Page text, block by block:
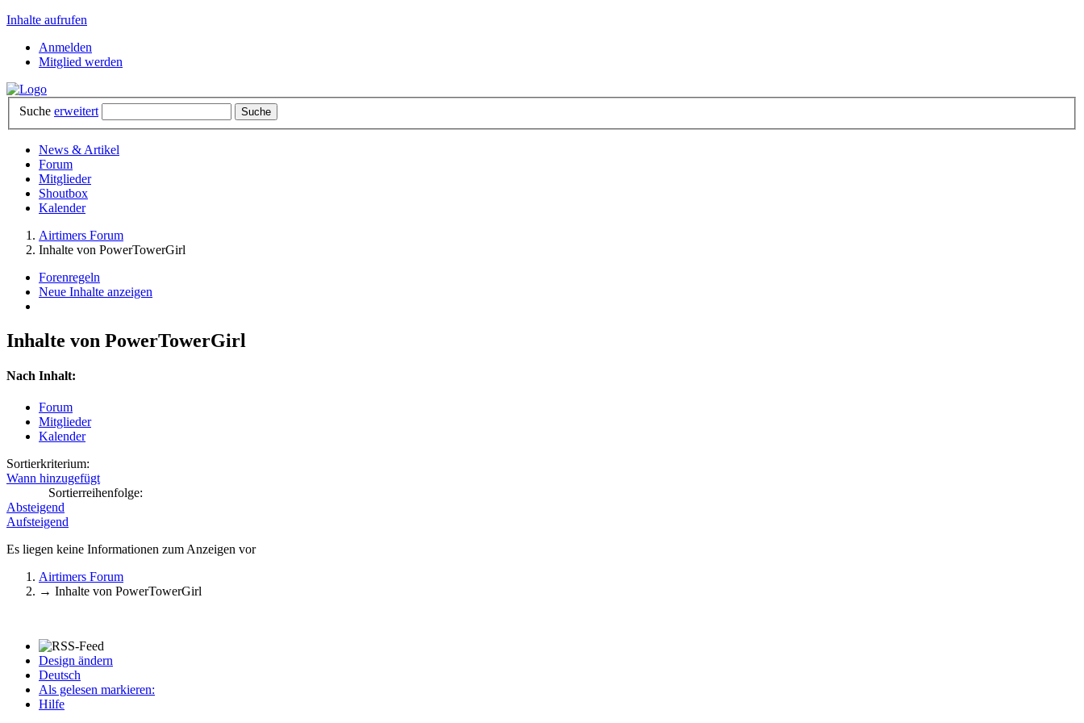
Inhalte aufrufen
Anmelden
Mitglied werden
Suche erweitert
News & Artikel
Forum
Mitglieder
Shoutbox
Kalender
Airtimers Forum
Inhalte von PowerTowerGirl
Forenregeln
Neue Inhalte anzeigen
Inhalte von PowerTowerGirl
Nach Inhalt:
Forum
Mitglieder
Kalender
Sortierkriterium:
Wann hinzugefügt
Sortierreihenfolge:
Absteigend
Aufsteigend
Es liegen keine Informationen zum Anzeigen vor
Airtimers Forum
→ Inhalte von PowerTowerGirl
Design ändern
Deutsch
Als gelesen markieren:
Hilfe